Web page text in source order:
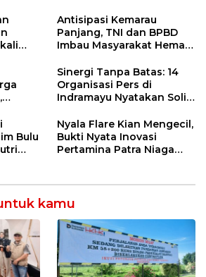
di
Antisipasi Kemarau
Panjang, TNI dan BPBD
Imbau Masyarakat Hemat
Kebakaran
Sinergi Tanpa Batas: 14
Organisasi Pers di
Indramayu Nyatakan Solid
Bulu
Nyala Flare Kian Mengecil,
Bukti Nyata Inovasi
Pertamina Patra Niaga
kamu